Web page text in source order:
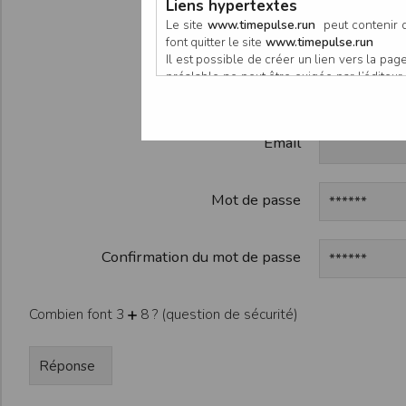
Email
Mot de passe
Confirmation du mot de passe
Combien font 3 8 ? (question de sécurité)
Liens hypertextes
Le site www.timepulse.run peut contenir
font quitter le site www.timepulse.run
Il est possible de créer un lien vers la
préalable ne peut être exigée par
nouvelle fenêtre du navigateur.
Responsabilité de l’éditeur
L’EDITEUR se réserve le droit de les
particulier, ils peuvent avoir fait l’objet
L’utilisation des informations et/ou
informations et/ou documents disponibles